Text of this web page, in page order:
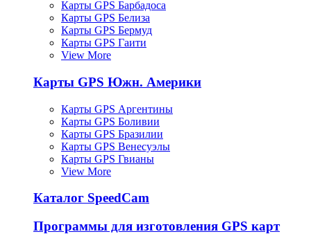
Карты GPS Барбадоса
Карты GPS Белиза
Карты GPS Бермуд
Карты GPS Гаити
View More
Карты GPS Южн. Америки
Карты GPS Аргентины
Карты GPS Боливии
Карты GPS Бразилии
Карты GPS Венесуэлы
Карты GPS Гвианы
View More
Каталог SpeedCam
Программы для изготовления GPS карт